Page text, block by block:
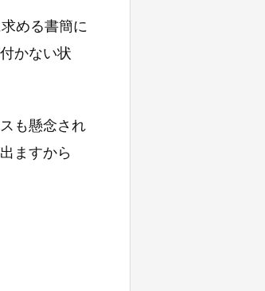
める書簡に
かない状
も懸念され
ますから